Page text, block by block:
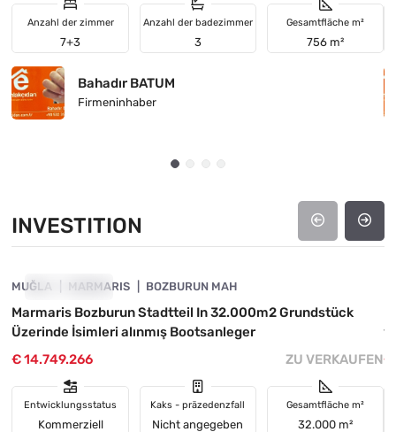
Anzahl der zimmer
7+3
Anzahl der badezimmer
3
Gesamtfläche m²
756 m²
Bahadır BATUM
Firmeninhaber
INVESTITION
INVESTITION
MUĞLA MARMARIS BOZBURUN MAH
Marmaris Bozburun Stadtteil In 32.000m2 Grundstück
Üzerinde İsimleri alınmış Bootsanleger
€ 14.749.266
ZU VERKAUFEN
Entwicklungsstatus
Kommerziell
Kaks - präzedenzfall
Nicht angegeben
Gesamtfläche m²
32.000 m²
€